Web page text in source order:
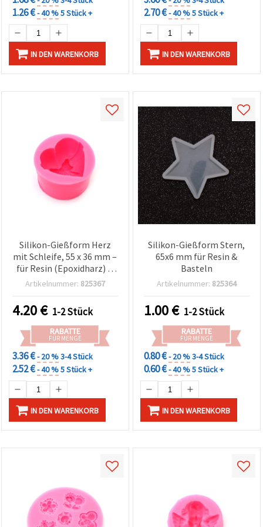
1.26 €- 40 %5 Stück +
IN DEN WARENKORB
2.70 €- 40 %5 Stück +
IN DEN WARENKORB
Silikon-Gießform Herz
mit Schleife, 55 x 36 mm –
für Resin (Epoxidharz) &
Basteln
Artikelnummer: 825367
4.20€ 1-2 Stück
RABATTE
FÜR MENGE
3.36 €- 20 %3-4 Stück
2.52 €- 40 %5 Stück +
IN DEN WARENKORB
Silikon-Gießform Stern,
65x6 mm für Resin &
Basteln
Artikelnummer: 825364
1.00€ 1-2 Stück
RABATTE
FÜR MENGE
0.80 €- 20 %3-4 Stück
0.60 €- 40 %5 Stück +
IN DEN WARENKORB